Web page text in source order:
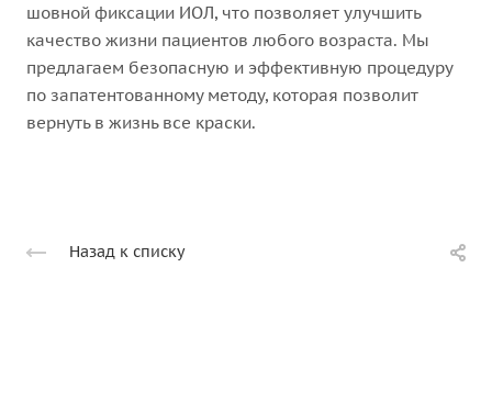
шовной фиксации ИОЛ, что позволяет улучшить
качество жизни пациентов любого возраста. Мы
предлагаем безопасную и эффективную процедуру
по запатентованному методу, которая позволит
вернуть в жизнь все краски.
Назад к списку